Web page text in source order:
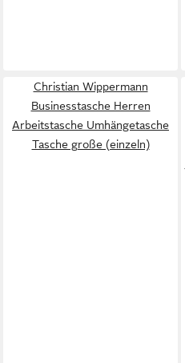
Christian Wippermann
Businesstasche Herren
Arbeitstasche Umhängetasche
Tasche große (einzeln)